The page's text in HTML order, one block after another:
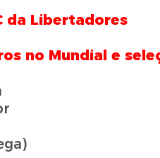
da Libertadores
no Mundial e